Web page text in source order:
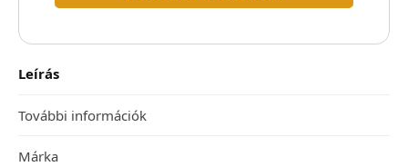
Leírás
További információk
Márka